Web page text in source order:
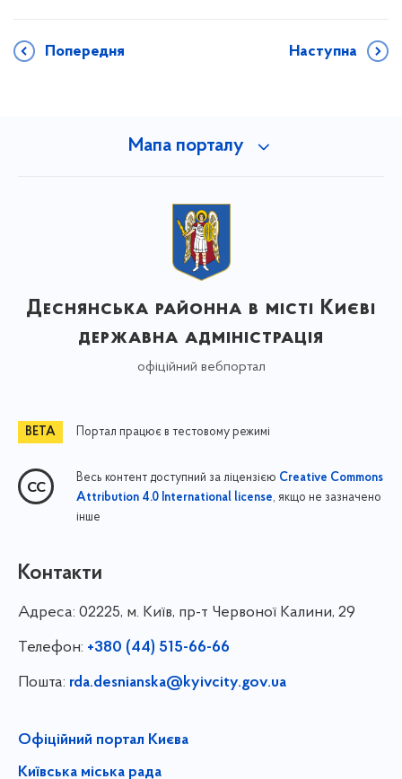
Попередня Наступна
Мапа порталу
Деснянська районна в місті Києві
державна адміністрація
офіційний вебпортал
Портал працює в тестовому режимі
Весь контент доступний за ліцензією Creative Commons
Attribution 4.0 International license, якщо не зазначено
інше
Контакти
Адреса: 02225, м. Київ, пр-т Червоної Калини, 29
Телефон: +380 (44) 515-66-66
Пошта: rda.desnianska@kyivcity.gov.ua
Офіційний портал Києва
Київська міська рада